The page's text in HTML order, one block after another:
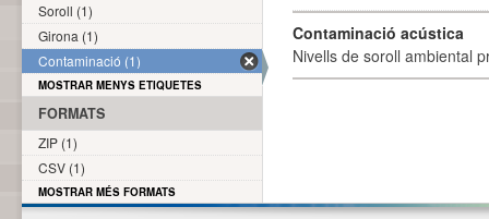
Contaminació acústica
Nivells de soroll ambiental
Soroll (1)
Girona (1)
Contaminació (1)
MOSTRAR MENYS ETIQUETES
FORMATS
ZIP (1)
CSV (1)
MOSTRAR MÉS FORMATS